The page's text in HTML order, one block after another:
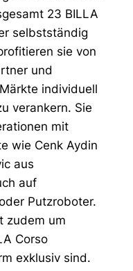
23 BILLA
selbstständig
sie von
und
individuell
verankern. Sie
mit
wie Cenk Aydin
aus
auf
Putzroboter.
zudem um
Corso
exklusiv sind.